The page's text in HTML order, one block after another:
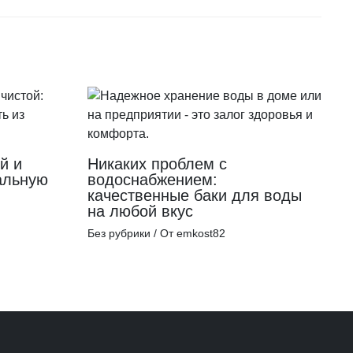
и
Никаких проблем с
водоснабжением:
качественные баки для воды
на любой вкус
Без рубрики / Отemkost82